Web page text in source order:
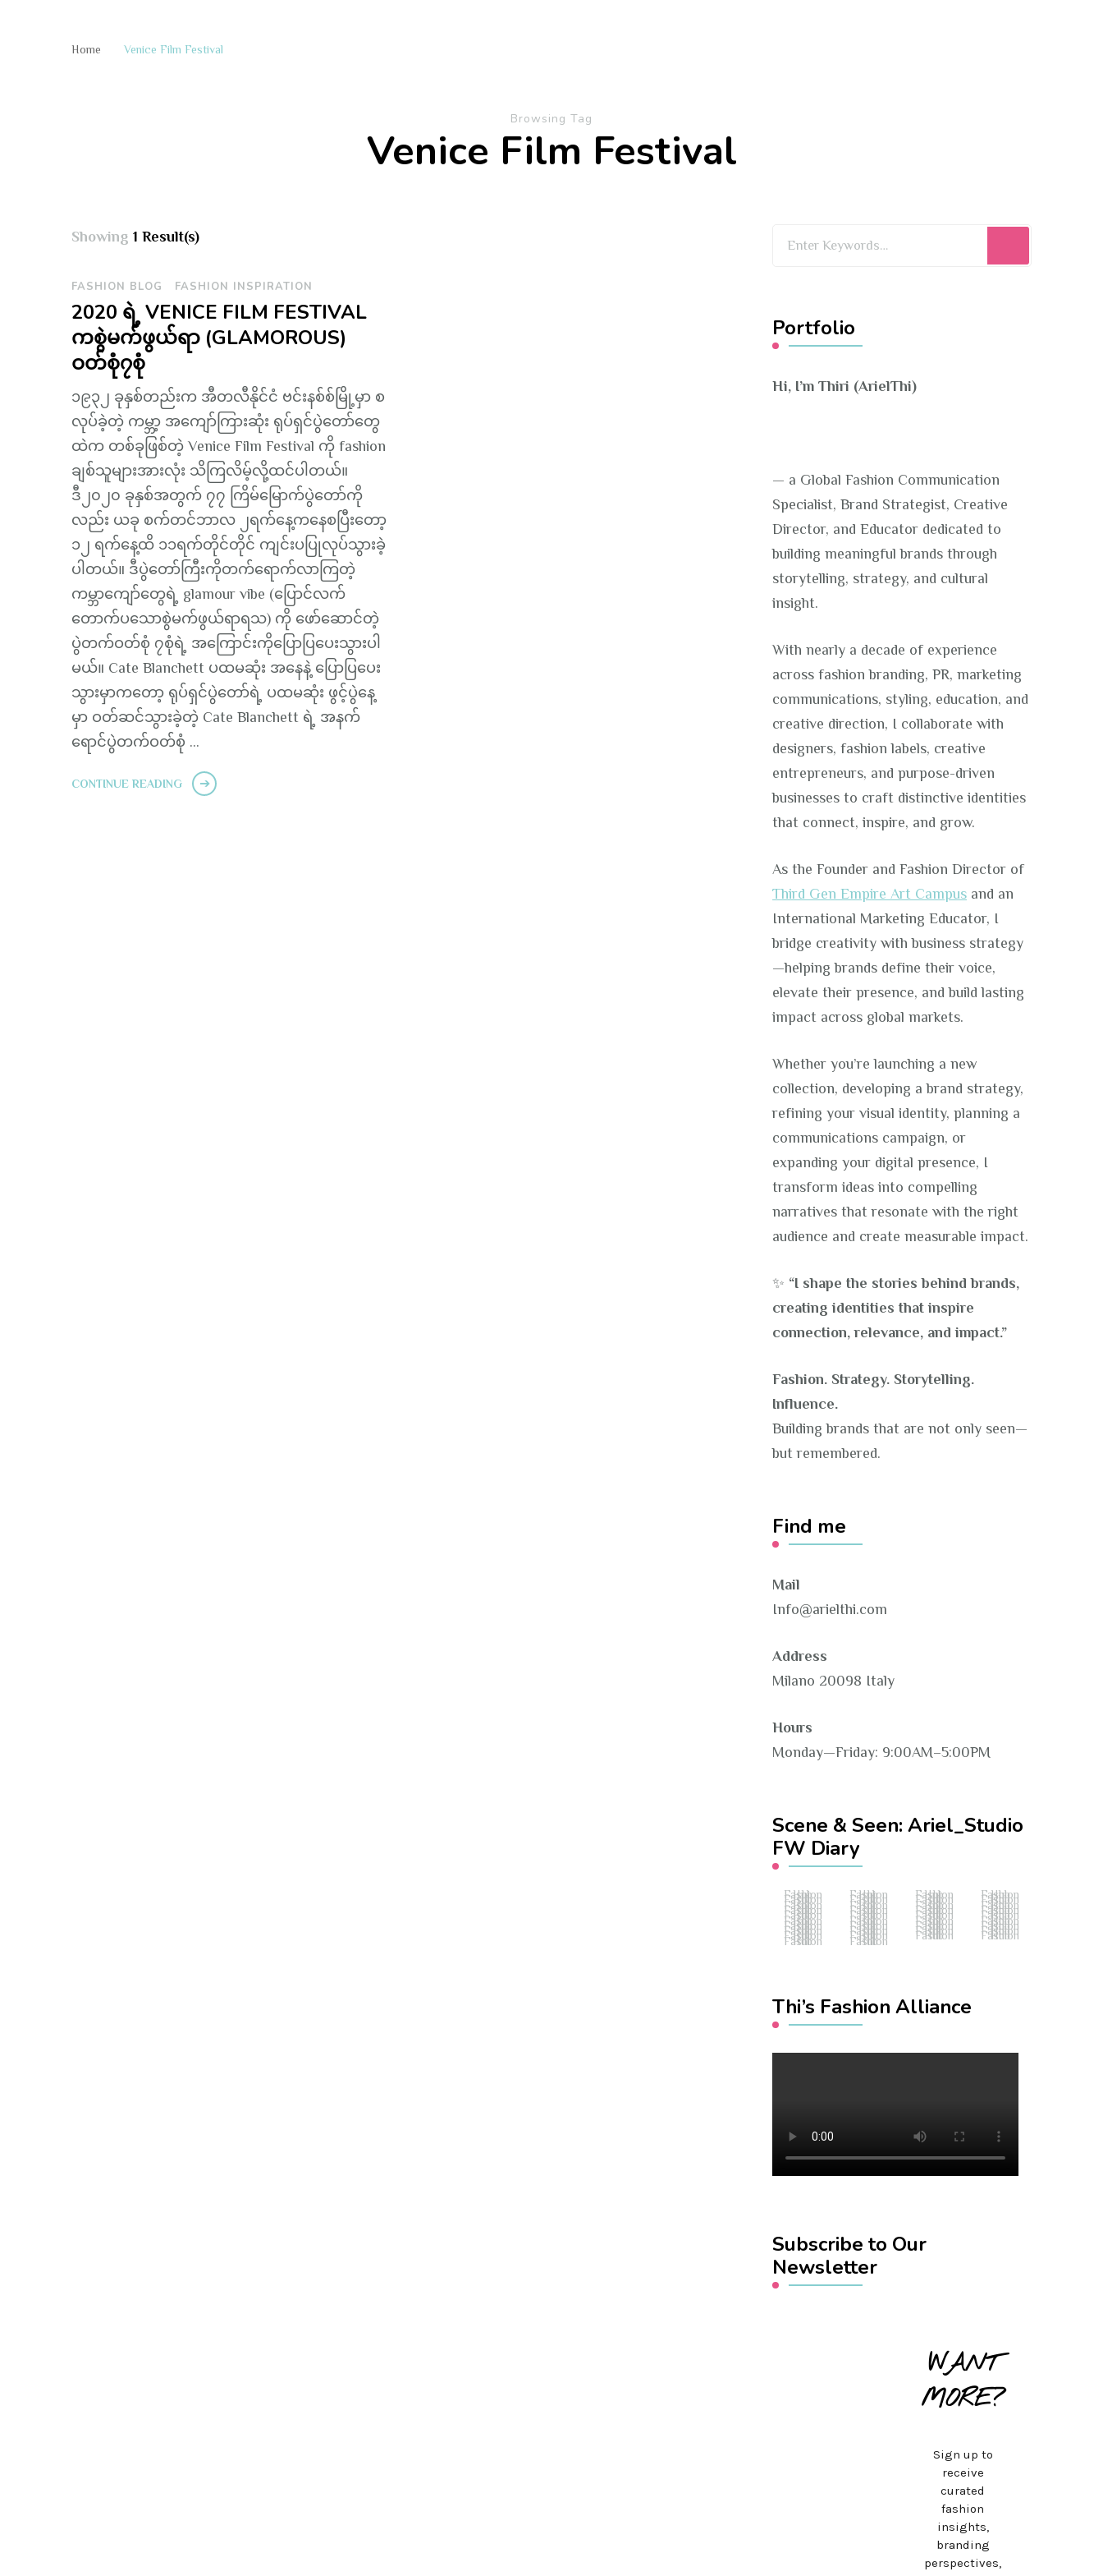
Home Venice Film Festival
Browsing Tag
Venice Film Festival
Showing 1 Result(s)
FASHION BLOG FASHION INSPIRATION
2020 ရဲ့ VENICE FILM FESTIVAL
ကစွဲမက်ဖွယ်ရာ (GLAMOROUS)
ဝတ်စုံ၇စုံ
၁၉၃၂ ခုနှစ်တည်းက အီတလီနိုင်ငံ ဗင်းနစ်စ်မြို့မှာ စ
လုပ်ခဲ့တဲ့ ကမ္ဘာ့ အကျော်ကြားဆုံး ရုပ်ရှင်ပွဲတော်တွေ
ထဲက တစ်ခုဖြစ်တဲ့ Venice Film Festival ကို fashion
ချစ်သူများအားလုံး သိကြလိမ့်လို့ထင်ပါတယ်။
ဒီ၂၀၂၀ ခုနှစ်အတွက် ၇၇ ကြိမ်မြောက်ပွဲတော်ကို
လည်း ယခု စက်တင်ဘာလ ၂ရက်နေ့ကနေစပြီးတော့
၁၂ ရက်နေ့ထိ ၁၁ရက်တိုင်တိုင် ကျင်းပပြုလုပ်သွားခဲ့
ပါတယ်။ ဒီပွဲတော်ကြီးကိုတက်ရောက်လာကြတဲ့
ကမ္ဘာကျော်တွေရဲ့ glamour vibe (ပြောင်လက်
တောက်ပသောစွဲမက်ဖွယ်ရာရသ) ကို ဖော်ဆောင်တဲ့
ပွဲတက်ဝတ်စုံ ၇စုံရဲ့ အကြောင်းကိုပြောပြပေးသွားပါ
မယ်။ Cate Blanchett ပထမဆုံး အနေနဲ့ ပြောပြပေး
သွားမှာကတော့ ရုပ်ရှင်ပွဲတော်ရဲ့ ပထမဆုံး ဖွင့်ပွဲနေ့
မှာ ဝတ်ဆင်သွားခဲ့တဲ့ Cate Blanchett ရဲ့ အနက်
ရောင်ပွဲတက်ဝတ်စုံ …
CONTINUE READING
Portfolio
Hi, I’m Thiri (ArielThi)
— a Global Fashion Communication
Specialist, Brand Strategist, Creative
Director, and Educator dedicated to
building meaningful brands through
storytelling, strategy, and cultural
insight.
With nearly a decade of experience
across fashion branding, PR, marketing
communications, styling, education, and
creative direction, I collaborate with
designers, fashion labels, creative
entrepreneurs, and purpose-driven
businesses to craft distinctive identities
that connect, inspire, and grow.
As the Founder and Fashion Director of
Third Gen Empire Art Campus and an
International Marketing Educator, I
bridge creativity with business strategy
—helping brands define their voice,
elevate their presence, and build lasting
impact across global markets.
Whether you’re launching a new
collection, developing a brand strategy,
refining your visual identity, planning a
communications campaign, or
expanding your digital presence, I
transform ideas into compelling
narratives that resonate with the right
audience and create measurable impact.
✨ “I shape the stories behind brands,
creating identities that inspire
connection, relevance, and impact.”
Fashion. Strategy. Storytelling.
Influence.
Building brands that are not only seen—
but remembered.
Find me
Mail
Info@arielthi.com
Address
Milano 20098 Italy
Hours
Monday—Friday: 9:00AM–5:00PM
Scene & Seen: Ariel_Studio
FW Diary
Fashion Hub Fashion Hub Fashion Hub Fashion Hub
Fashion Hub Fashion Hub Fashion Hub Fashion Hub
Fashion Hub Fashion Hub Fashion Hub Fashion Hub
Fashion Hub Fashion Hub Fashion Hub Fashion Hub
Fashion Hub Fashion Hub Fashion Hub Fashion Hub
Fashion Hub Fashion Hub Fashion Hub Fashion Hub
Fashion Hub Fashion Hub Fashion Hub Fashion Hub
Fashion Hub Fashion Hub Fashion Hub Fashion Hub
Fashion Hub Fashion Hub Fashion Hub Fashion Hub
Fashion Hub Fashion Hub
Thi’s Fashion Alliance
Subscribe to Our
Newsletter
WANT
MORE?
Sign up to
receive
curated
fashion
insights,
branding
perspectives,